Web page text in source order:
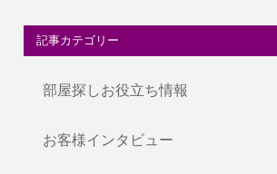
記事カテゴリー
部屋探しお役立ち情報
お客様インタビュー